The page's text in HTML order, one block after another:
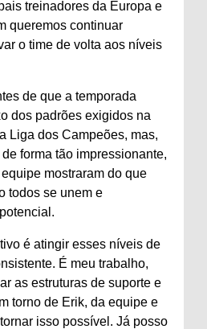
treinadores da Europa e
queremos continuar
o time de volta aos níveis
de que a temporada
dos padrões exigidos na
Liga dos Campeões, mas,
forma tão impressionante,
mostraram do que
todos se unem e
é atingir esses níveis de
É meu trabalho,
as estruturas de suporte e
torno de Erik, da equipe e
isso possível. Já posso